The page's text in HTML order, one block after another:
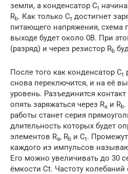
земли, а конденсатор Сt
Rb. Как только Сt достигнет
питающего напряжения, схема
выходе будет около 0В. При
(разряд) и через резистор Rb
После того как конденсатор Ct
снова переключится, и на её
уровень. Разъединится контакт
опять заряжаться через Ra и Rb.
работы станет серия
длительность которых будет
элементов Ra, Rb и Сt.
каждого из импульсов
Его можно увеличивать до 30
ёмкости Ct. Частоту